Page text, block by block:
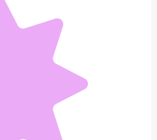
— Big Into Energy